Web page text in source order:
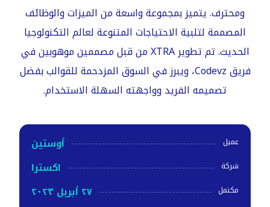
ومحترف. يتميز بمجموعة واسعة من الميزات والوظائف
المصممة لتلبية الاحتياجات المتنوعة لعالم التكنولوجيا
الحديث. تم تطوير XTRA من قبل مصممين موهوبين في
فريق Codevz، ويبرز في السوق المزدحمة للقوالب بفضل
تصميمه الفريد وواجهته السهلة الاستخدام.
عميل أوستين
شركة اکسترا
مكتمل ٢٧ أبريل ٢٠٢٣